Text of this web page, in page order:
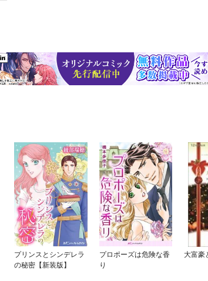
プリンスとシンデレラ
の秘密【新装版】
プロポーズは危険な香
り
大富豪